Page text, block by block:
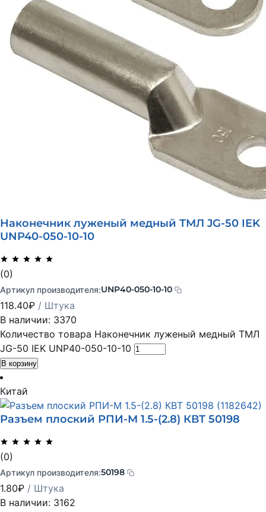
Наконечник луженый медный ТМЛ JG-50 IEK
UNP40-050-10-10
(0)
Артикул производителя:UNP40-050-10-10
118.40₽ / Штука
В наличии: 3370
Количество товара Наконечник луженый медный ТМЛ
JG-50 IEK UNP40-050-10-10
В корзину
Китай
Разъем плоский РПИ-М 1.5-(2.8) КВТ 50198
(0)
Артикул производителя:50198
1.80₽ / Штука
В наличии: 3162